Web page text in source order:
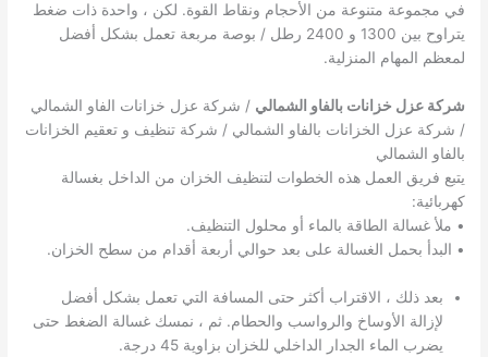
في مجموعة متنوعة من الأحجام ونقاط القوة. لكن ، واحدة ذات ضغط
يتراوح بين 1300 و 2400 رطل / بوصة مربعة تعمل بشكل أفضل
لمعظم المهام المنزلية.
شركة عزل خزانات بالفاو الشمالي / شركة عزل خزانات الفاو الشمالي
/ شركة عزل الخزانات بالفاو الشمالي / شركة تنظيف و تعقيم الخزانات
بالفاو الشمالي
يتبع فريق العمل هذه الخطوات لتنظيف الخزان من الداخل بغسالة
كهربائية:
• ملأ غسالة الطاقة بالماء أو محلول التنظيف.
• البدأ بحمل الغسالة على بعد حوالي أربعة أقدام من سطح الخزان.
بعد ذلك ، الاقتراب أكثر حتى المسافة التي تعمل بشكل أفضل
لإزالة الأوساخ والرواسب والحطام. ثم ، نمسك غسالة الضغط حتى
يضرب الماء الجدار الداخلي للخزان بزاوية 45 درجة.